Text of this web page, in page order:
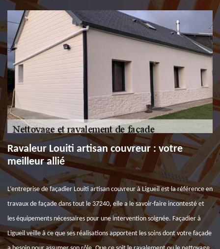
Ravaleur Louiti artisan couvreur : votre
meilleur allié
L’entreprise de façadier Louiti artisan couvreur à Ligueil est la référence en
travaux de façade dans tout le 37240, elle a le savoir-faire incontesté et
les équipements nécessaires pour une intervention soignée. Façadier à
Ligueil veille à ce que ses réalisations apportent les soins dont votre façade